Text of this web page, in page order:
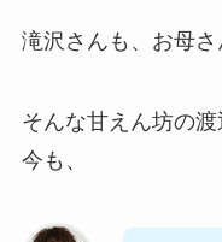
滝沢さんも、お母さ
そんな甘えん坊の
今も、